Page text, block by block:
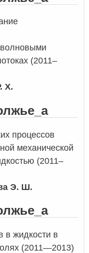
(2011–
Х.
процессов
механической
(2011–
Э. Ш.
в жидкости в
(2011—2013)